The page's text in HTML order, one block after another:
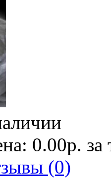
0.00р.
(0)